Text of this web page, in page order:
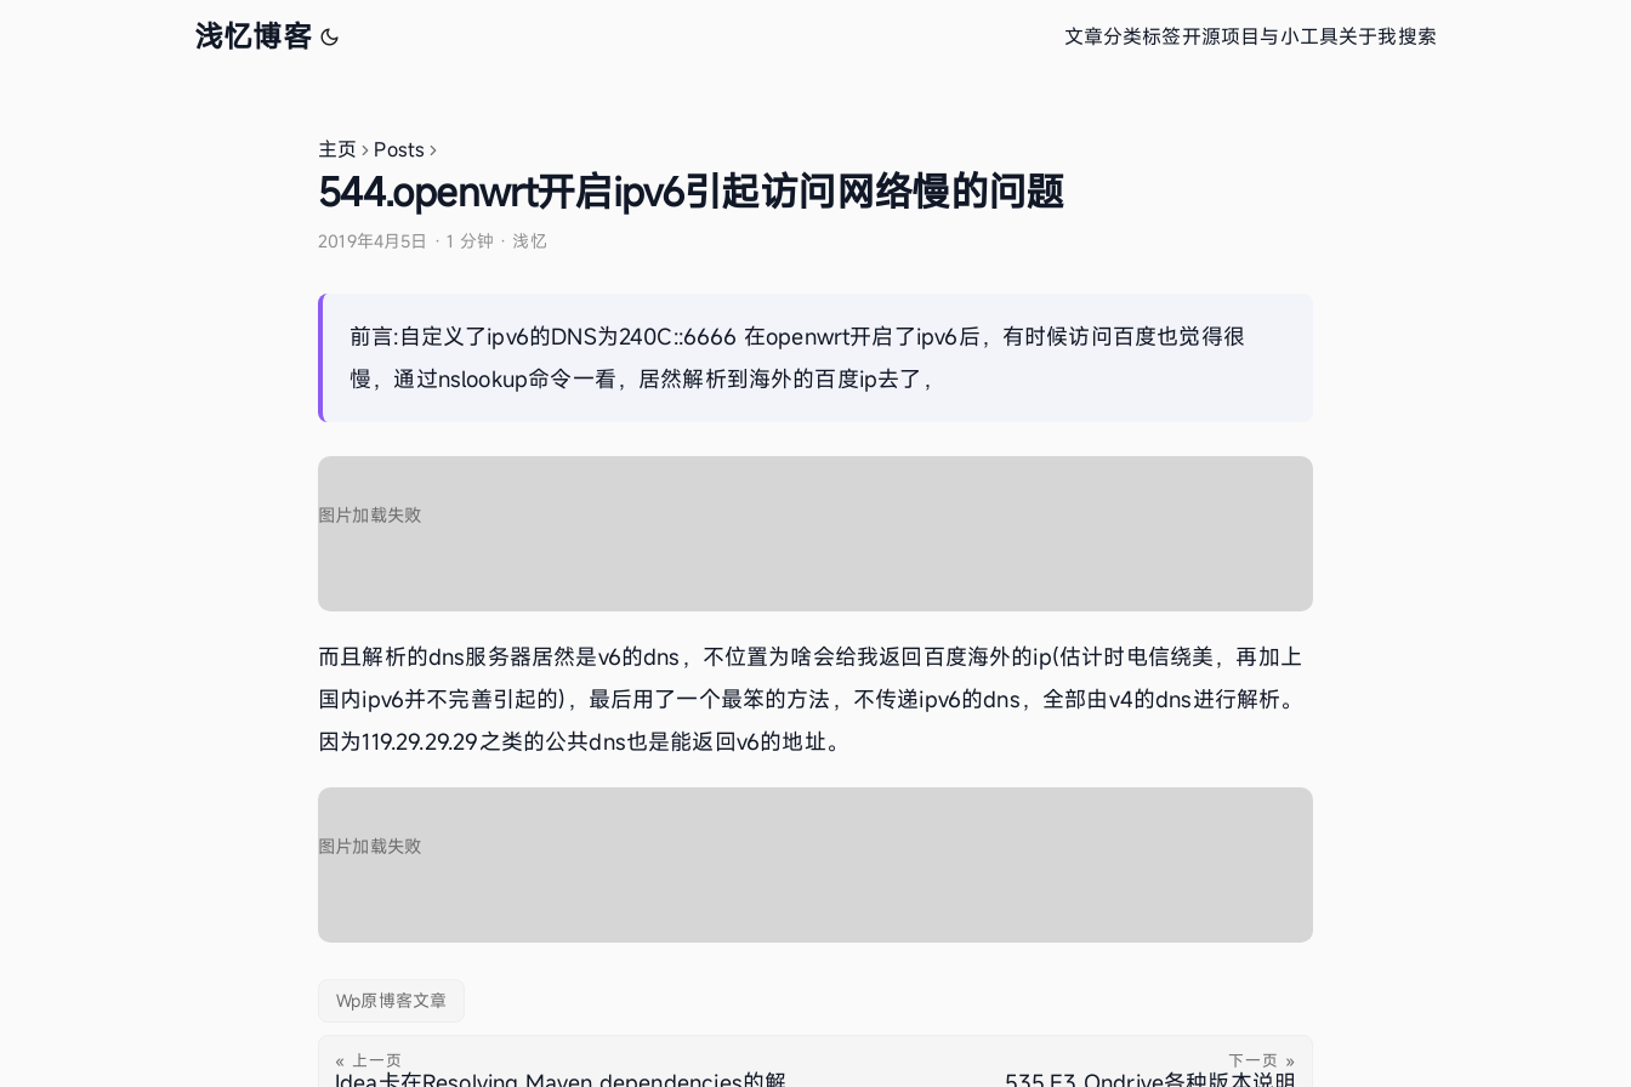
浅忆博客 文章分类标签开源项目与小工具关于我搜索
主页 Posts
544.openwrt开启ipv6引起访问网络慢的问题
2019年4月5日 ·1 分钟 · 浅忆
前言:自定义了ipv6的DNS为240C::6666 在openwrt开启了ipv6后，有时候访问百度也觉得很
慢，通过nslookup命令一看，居然解析到海外的百度ip去了，
而且解析的dns服务器居然是v6的dns，不位置为啥会给我返回百度海外的ip(估计时电信绕美，再加上
国内ipv6并不完善引起的)，最后用了一个最笨的方法，不传递ipv6的dns，全部由v4的dns进行解析。
因为119.29.29.29之类的公共dns也是能返回v6的地址。
Wp原博客文章
« 上一页 下一页 »